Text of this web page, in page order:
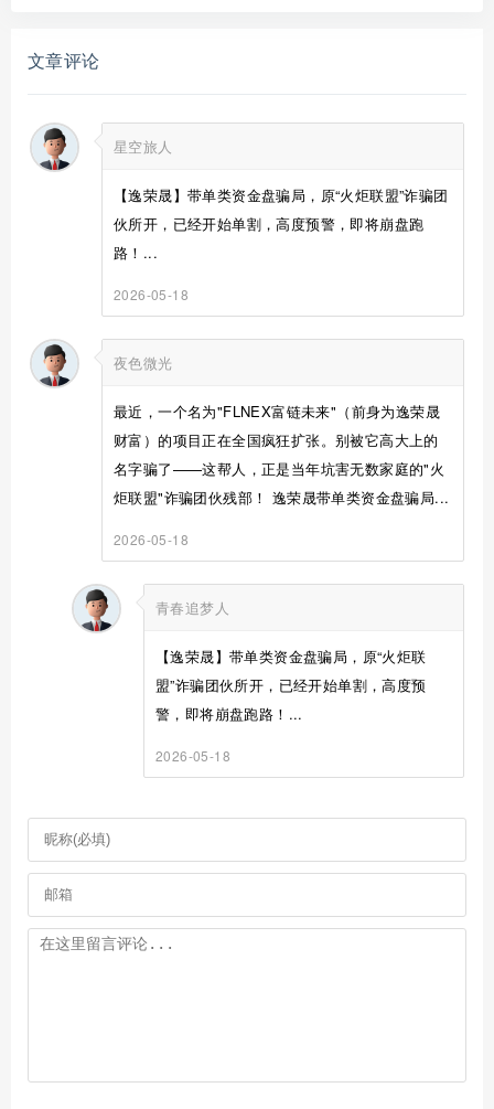
文章评论
星空旅人
【逸荣晟】带单类资金盘骗局，原“火炬联盟”诈骗团
伙所开，已经开始单割，高度预警，即将崩盘跑
路！...
2026-05-18
夜色微光
最近，一个名为"FLNEX富链未来"（前身为逸荣晟
财富）的项目正在全国疯狂扩张。别被它高大上的
名字骗了——这帮人，正是当年坑害无数家庭的"火
炬联盟"诈骗团伙残部！ 逸荣晟带单类资金盘骗局...
2026-05-18
青春追梦人
【逸荣晟】带单类资金盘骗局，原“火炬联
盟”诈骗团伙所开，已经开始单割，高度预
警，即将崩盘跑路！...
2026-05-18